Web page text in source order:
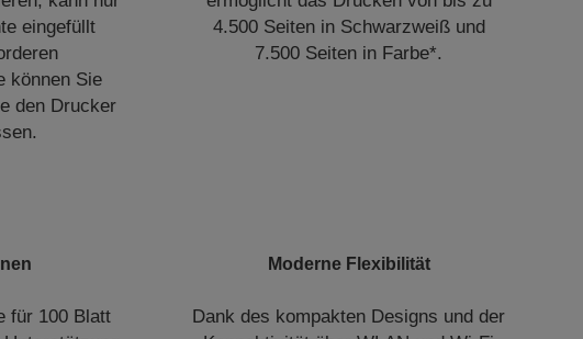
eingefüllt
können Sie
den Drucker
4.500 Seiten in Schwarzweiß und
7.500 Seiten in Farbe*.
für 100 Blatt
Moderne Flexibilität
Dank des kompakten Designs und der